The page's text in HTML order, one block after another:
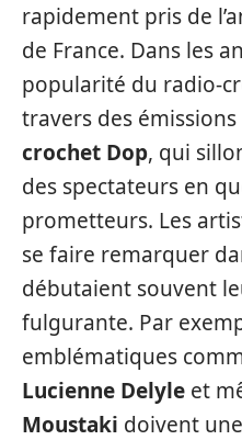
rapidement pris de
de France. Dans les
popularité du radio-
travers des
crochet Dop, qui
des spectateurs en
prometteurs. Les
se faire remarquer
débutaient souvent
fulgurante. Par
emblématiques
Lucienne Delyle et
Moustaki doivent